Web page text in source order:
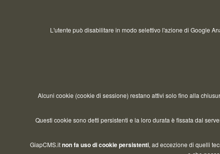
L'utente può disabilitare in modo selettivo l'azione di
Alcuni cookie (cookie di sessione) restano attivi solo fino alla
Questi cookie sono detti persistenti e la loro durata è fissata dal
GiapCMS.itnon fa uso di cookie persistenti , ad eccezione di